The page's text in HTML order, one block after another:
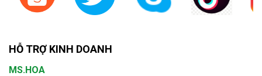
HỖ TRỢ KINH DOANH
MS.HOA